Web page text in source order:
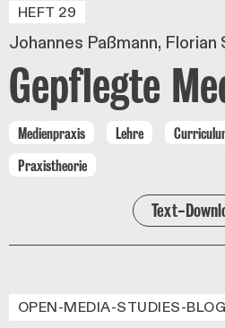
HEFT 29
Johannes Paßmann Florian
Gepflegte
Medienpraxis Lehre
Praxistheorie
Text-
OPEN-MEDIA-STUDIES-BLOG